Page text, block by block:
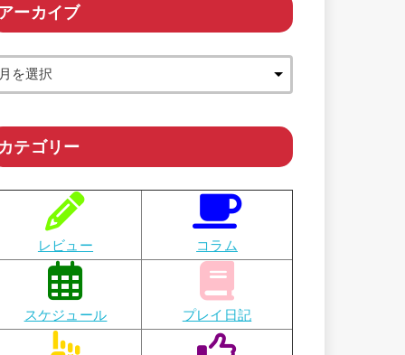
ーカイブ
テゴリー
レビュー コラム
スケジュール プレイ日記